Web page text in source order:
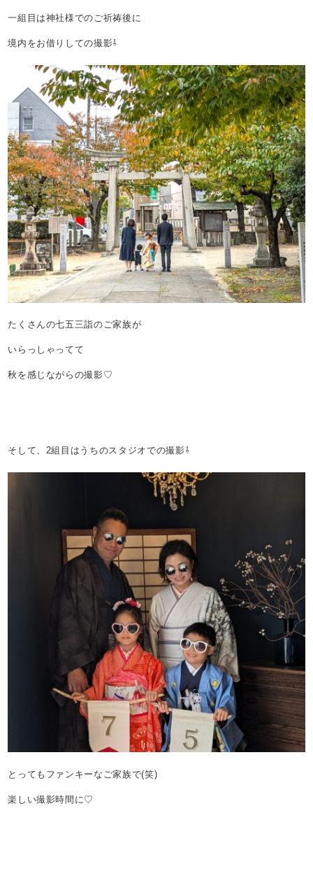
一組目は神社様でのご祈祷後に
境内をお借りしての撮影⇩
たくさんの七五三詣のご家族が
いらっしゃってて
秋を感じながらの撮影♡
そして、2組目はうちのスタジオでの撮影⇩
とってもファンキーなご家族で(笑)
楽しい撮影時間に♡